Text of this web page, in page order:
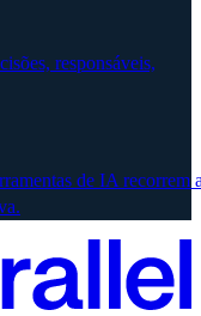
responsáveis,
de IA recorrem